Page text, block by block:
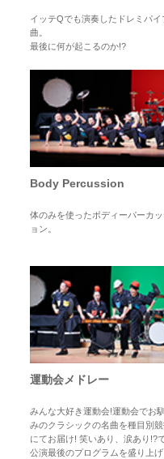
イッテQでも演奏したドレミパイ
曲。
最後に何が起こるのか!?
Body Percussion
体のみを使ったボディーパーカッ
ョン。
運動会メドレー
みんな大好き運動会!運動会でお
みのクラシックの名曲を種目別
にてお届け! 笑いあり、涙あり!?
公演最後のプログラムを盛り上げ